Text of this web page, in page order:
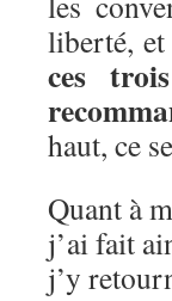
liberté,
ces
haut, ce
Quant à
j’ai fait
j’y